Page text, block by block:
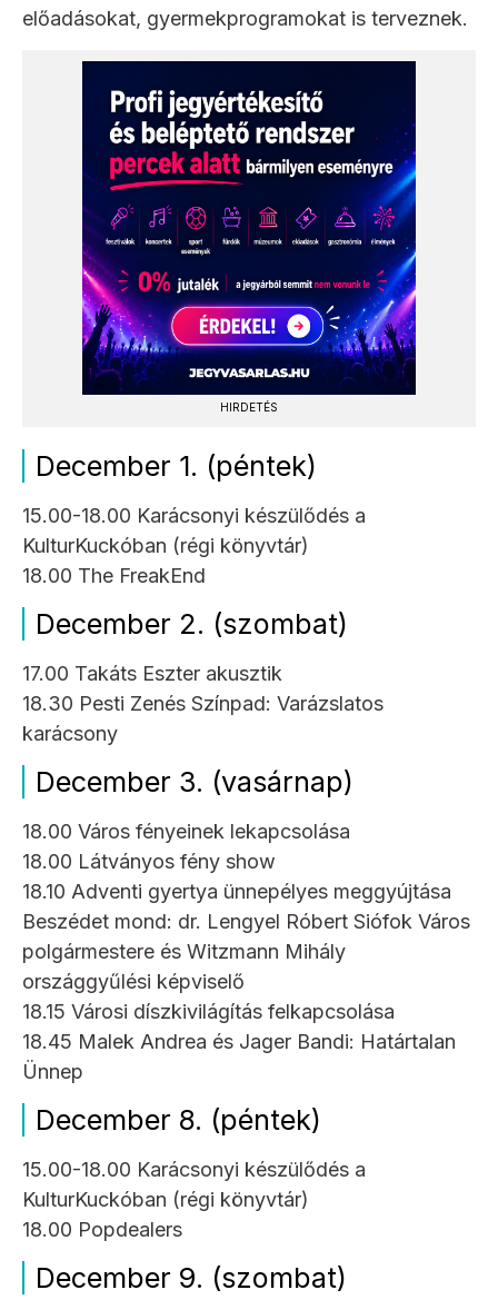
előadásokat, gyermekprogramokat is terveznek.
HIRDETÉS
December 1. (péntek)
15.00-18.00 Karácsonyi készülődés a
KulturKuckóban (régi könyvtár)
18.00 The FreakEnd
December 2. (szombat)
17.00 Takáts Eszter akusztik
18.30 Pesti Zenés Színpad: Varázslatos
karácsony
December 3. (vasárnap)
18.00 Város fényeinek lekapcsolása
18.00 Látványos fény show
18.10 Adventi gyertya ünnepélyes meggyújtása
Beszédet mond: dr. Lengyel Róbert Siófok Város
polgármestere és Witzmann Mihály
országgyűlési képviselő
18.15 Városi díszkivilágítás felkapcsolása
18.45 Malek Andrea és Jager Bandi: Határtalan
Ünnep
December 8. (péntek)
15.00-18.00 Karácsonyi készülődés a
KulturKuckóban (régi könyvtár)
18.00 Popdealers
December 9. (szombat)